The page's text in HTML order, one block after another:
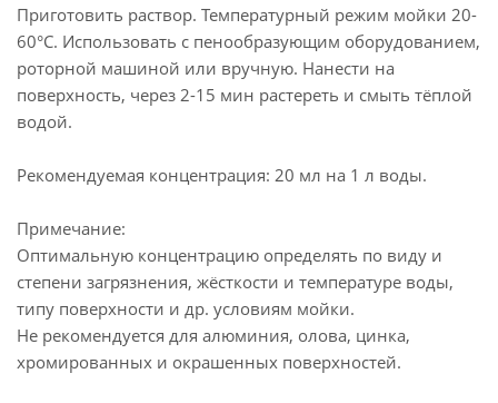
Приготовить раствор. Температурный режим мойки 20-
60°С. Использовать с пенообразующим оборудованием,
роторной машиной или вручную. Нанести на
поверхность, через 2-15 мин растереть и смыть тёплой
водой.
Рекомендуемая концентрация: 20 мл на 1 л воды.
Примечание:
Оптимальную концентрацию определять по виду и
степени загрязнения, жёсткости и температуре воды,
типу поверхности и др. условиям мойки.
Не рекомендуется для алюминия, олова, цинка,
хромированных и окрашенных поверхностей.